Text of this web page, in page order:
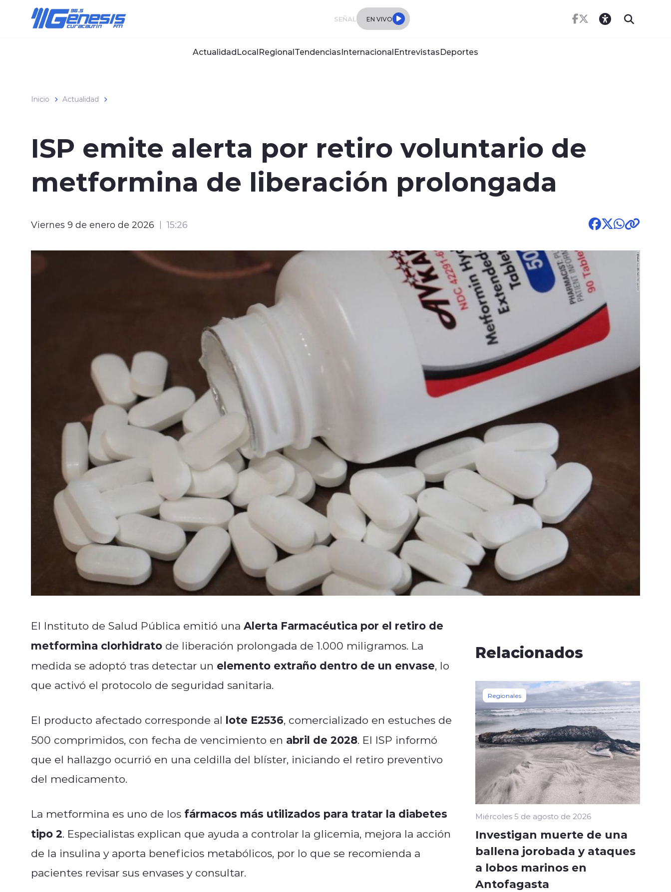
SEÑAL EN VIVO
ActualidadLocalRegionalTendenciasInternacionalEntrevistasDeportes
Inicio Actualidad
ISP emite alerta por retiro voluntario de
metformina de liberación prolongada
Viernes 9 de enero de 2026 15:26
El Instituto de Salud Pública emitió una Alerta Farmacéutica por el retiro de
metformina clorhidrato de liberación prolongada de 1.000 miligramos. La
medida se adoptó tras detectar un elemento extraño dentro de un envase, lo
que activó el protocolo de seguridad sanitaria.
El producto afectado corresponde al lote E2536, comercializado en estuches de
500 comprimidos, con fecha de vencimiento en abril de 2028. El ISP informó
que el hallazgo ocurrió en una celdilla del blíster, iniciando el retiro preventivo
del medicamento.
La metformina es uno de los fármacos más utilizados para tratar la diabetes
tipo 2. Especialistas explican que ayuda a controlar la glicemia, mejora la acción
de la insulina y aporta beneficios metabólicos, por lo que se recomienda a
pacientes revisar sus envases y consultar.
Relacionados
Regionales
Miércoles 5 de agosto de 2026
Investigan muerte de una
ballena jorobada y ataques
a lobos marinos en
Antofagasta